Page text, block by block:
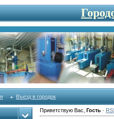
Въезд в городок
Приветствую Вас Гость·